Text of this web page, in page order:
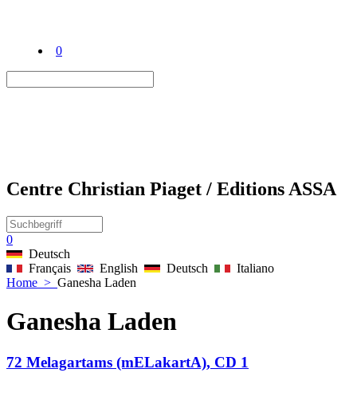
0
Centre Christian Piaget / Editions ASSA
0
Deutsch
Français
English Deutsch
Italiano
Home > Ganesha Laden
Ganesha Laden
72 Melagartams (mELakartA), CD 1